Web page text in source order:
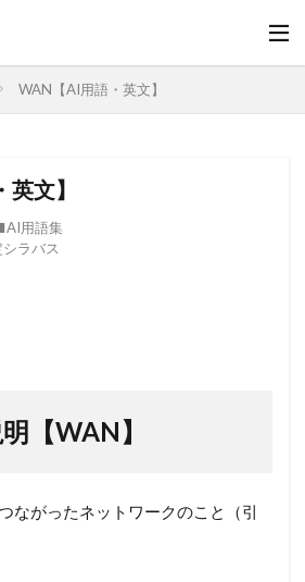
WAN【AI用語・英文】
文】
AI用語集
ラバス
【WAN】
ながったネットワークのこと（引